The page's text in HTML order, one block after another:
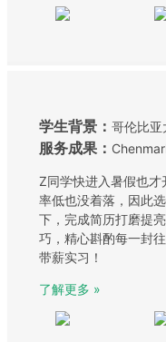
学生背景： 哥伦比亚
服务成果：
Z同学快进入暑假也
率低也没着落，因此
下，完成简历打磨提
巧，精心斟酌每一封
带薪实习！
了解更多 »